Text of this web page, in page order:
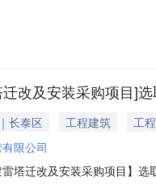
估造价（元）：700000服
改及安装采购项目]
长泰区 工程建筑
工程
限公司
塔迁改及安装采购项目】